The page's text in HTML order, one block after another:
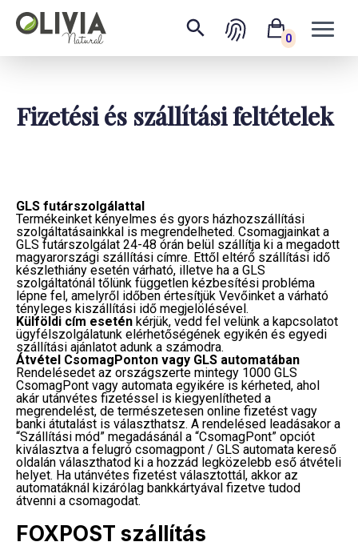
0
Fizetési és szállítási feltételek
GLS futárszolgálattal
Termékeinket kényelmes és gyors házhozszállítási
szolgáltatásainkkal is megrendelheted. Csomagjainkat a
GLS futárszolgálat 24-48 órán belül szállítja ki a megadott
magyarországi szállítási címre. Ettől eltérő szállítási idő
készlethiány esetén várható, illetve ha a GLS
szolgáltatónál tőlünk független kézbesítési probléma
lépne fel, amelyről időben értesítjük Vevőinket a várható
tényleges kiszállítási idő megjelölésével.
Külföldi cím esetén kérjük, vedd fel velünk a kapcsolatot
ügyfélszolgálatunk elérhetőségének egyikén és egyedi
szállítási ajánlatot adunk a számodra.
Átvétel CsomagPonton vagy GLS automatában
Rendelésedet az országszerte mintegy 1000 GLS
CsomagPont vagy automata egyikére is kérheted, ahol
akár utánvétes fizetéssel is kiegyenlítheted a
megrendelést, de természetesen online fizetést vagy
banki átutalást is választhatsz. A rendelésed leadásakor a
“Szállítási mód” megadásánál a “CsomagPont” opciót
kiválasztva a felugró csomagpont / GLS automata kereső
oldalán választhatod ki a hozzád legközelebb eső átvételi
helyet. Ha utánvétes fizetést választottál, akkor az
automatáknál kizárólag bankkártyával fizetve tudod
átvenni a csomagodat.
FOXPOST szállítás